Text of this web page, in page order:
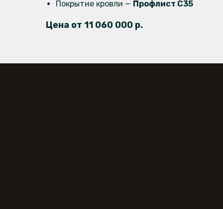
Покрытие кровли — Профлист C35
Цена от 11 060 000 р.